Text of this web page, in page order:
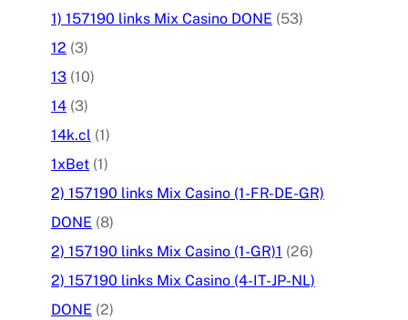
1) 157190 links Mix Casino DONE (53)
12 (3)
13 (10)
14 (3)
14k.cl (1)
1xBet (1)
2) 157190 links Mix Casino (1-FR-DE-GR)
DONE (8)
2) 157190 links Mix Casino (1-GR)1 (26)
2) 157190 links Mix Casino (4-IT-JP-NL)
DONE (2)